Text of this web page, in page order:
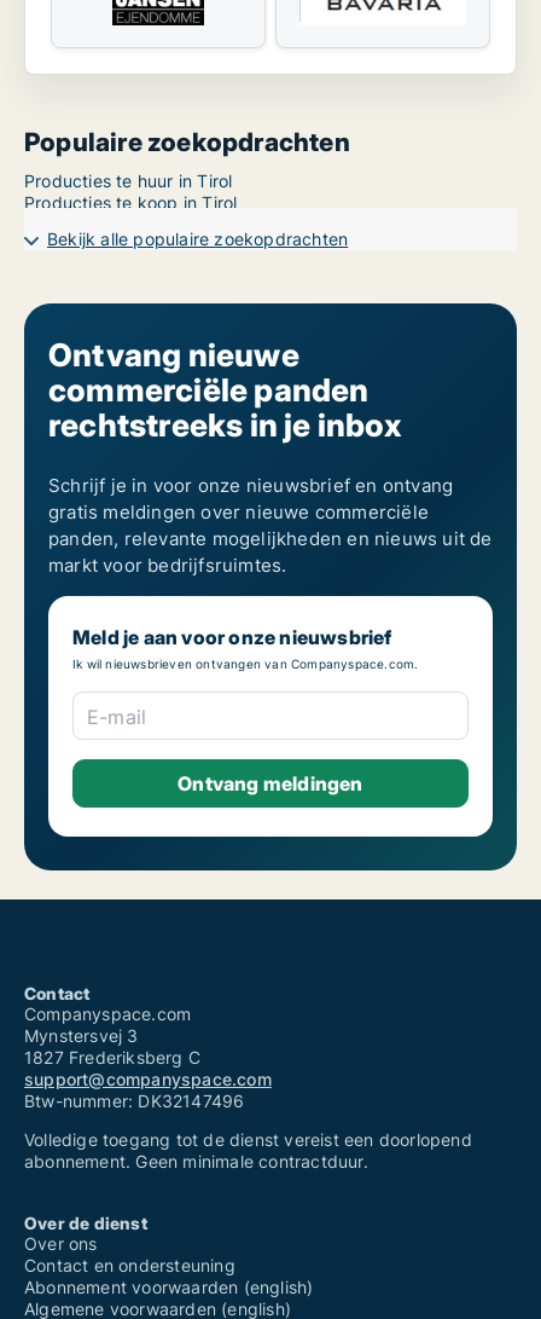
Populaire zoekopdrachten
Producties te huur in Tirol
Producties te koop in Tirol
Bekijk alle populaire zoekopdrachten
Ontvang nieuwe
commerciële panden
rechtstreeks in je inbox
Schrijf je in voor onze nieuwsbrief en ontvang
gratis meldingen over nieuwe commerciële
panden, relevante mogelijkheden en nieuws uit de
markt voor bedrijfsruimtes.
Meld je aan voor onze nieuwsbrief
Ik wil nieuwsbrieven ontvangen van Companyspace.com.
E-mail
Contact
Companyspace.com
Mynstersvej 3
1827 Frederiksberg C
support@companyspace.com
Btw-nummer: DK32147496
Volledige toegang tot de dienst vereist een doorlopend
abonnement. Geen minimale contractduur.
Over de dienst
Over ons
Contact en ondersteuning
Abonnement voorwaarden (english)
Algemene voorwaarden (english)